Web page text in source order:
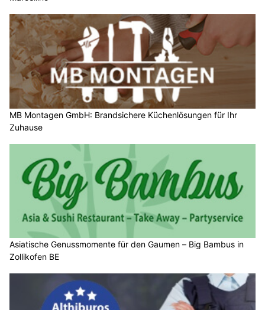
MB Montagen GmbH: Brandsichere Küchenlösungen für Ihr
Zuhause
Asiatische Genussmomente für den Gaumen – Big Bambus in
Zollikofen BE